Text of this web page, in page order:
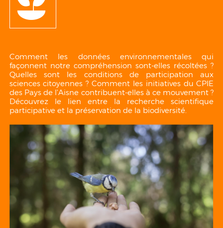
Comment les données environnementales qui
façonnent notre compréhension sont-elles récoltées ?
Quelles sont les conditions de participation aux
sciences citoyennes ? Comment les initiatives du CPIE
des Pays de l'Aisne contribuent-elles à ce mouvement ?
Découvrez le lien entre la recherche scientifique
participative et la préservation de la biodiversité.